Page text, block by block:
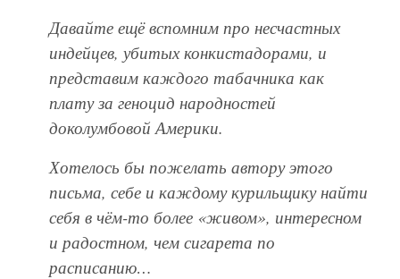
Давайте ещё вспомним про несчастных
индейцев, убитых конкистадорами, и
представим каждого табачника как
плату за геноцид народностей
доколумбовой Америки.
Хотелось бы пожелать автору этого
письма, себе и каждому курильщику найти
себя в чём-то более «живом», интересном
и радостном, чем сигарета по
расписанию…